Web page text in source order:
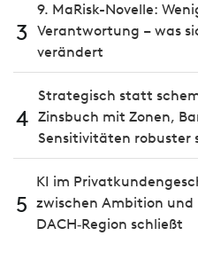
3
9. MaRisk-Novelle:
Verantwortung – was
verändert
4
Strategisch statt
Zinsbuch mit Zonen,
Sensitivitäten robuster
5
KI im
zwischen Ambition
DACH‑Region schließt